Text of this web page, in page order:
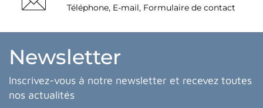
Téléphone, E-mail, Formulaire de contact
Newsletter
Inscrivez-vous à notre newsletter et recevez toutes
nos actualités